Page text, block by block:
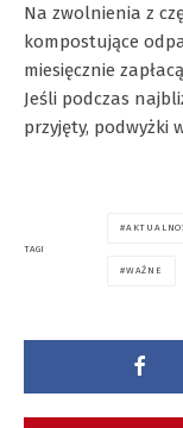
Na zwolnienia z
kompostujące
miesięcznie
Jeśli podczas
przyjęty, podwyżki
TAGI
WAŻNE